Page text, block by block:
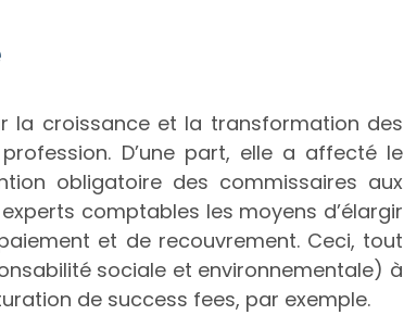
la croissance et la transformation des
D’une part, elle a affecté le
obligatoire des commissaires aux
comptables les moyens d’élargir
et de recouvrement. Ceci, tout
sociale et environnementale) à
de success fees, par exemple.